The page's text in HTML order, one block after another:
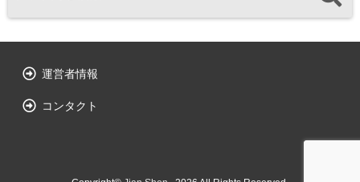
運営者情報
コンタクト